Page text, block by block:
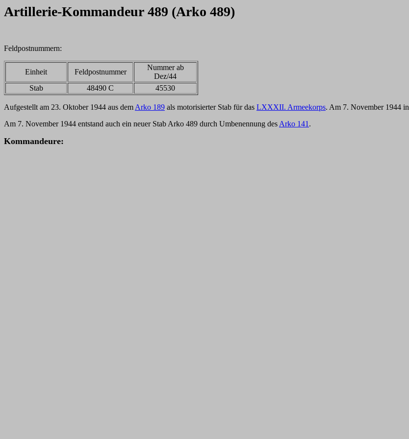
Artillerie-Kommandeur 489 (Arko 489)
Feldpostnummern:
Einheit Feldpostnummer
Nummer ab
Dez/44
Stab
48490 C 45530
Aufgestellt am 23. Oktober 1944 aus dem Arko 189 als motorisierter Stab für das LXXXII. Armeekorps. Am 7. November 1944 in
Am 7. November 1944 entstand auch ein neuer Stab Arko 489 durch Umbenennung des Arko 141 .
Kommandeure: